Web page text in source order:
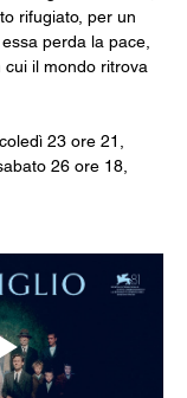
rifugiato, per un
perda la pace,
il mondo ritrova
23 ore 21,
26 ore 18,